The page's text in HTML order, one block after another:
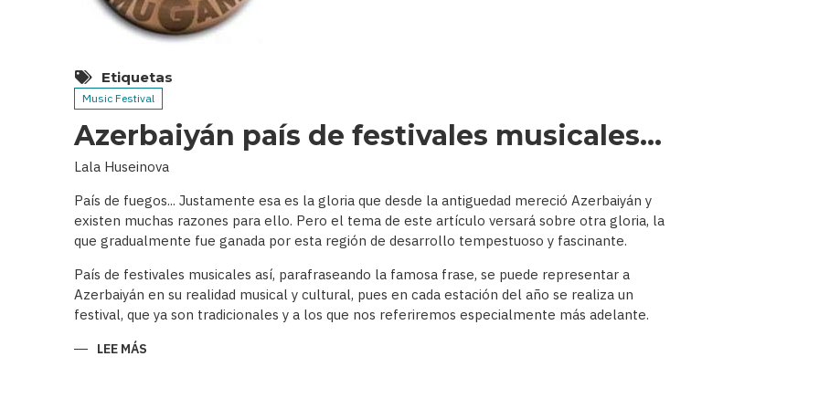
Etiquetas
Music Festival
Azerbaiyán país de festivales musicales…
Lala Huseinova
País de fuegos... Justamente esa es la gloria que desde la antiguedad mereció Azerbaiyán y
existen muchas razones para ello. Pero el tema de este artículo versará sobre otra gloria, la
que gradualmente fue ganada por esta región de desarrollo tempestuoso y fascinante.
País de festivales musicales así, parafraseando la famosa frase, se puede representar a
Azerbaiyán en su realidad musical y cultural, pues en cada estación del año se realiza un
festival, que ya son tradicionales y a los que nos referiremos especialmente más adelante.
LEE MÁS